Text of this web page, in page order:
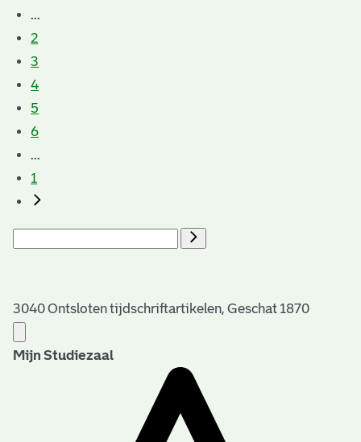
...
2
3
4
5
6
...
1
3040 Ontsloten tijdschriftartikelen, Geschat 1870
Mijn Studiezaal